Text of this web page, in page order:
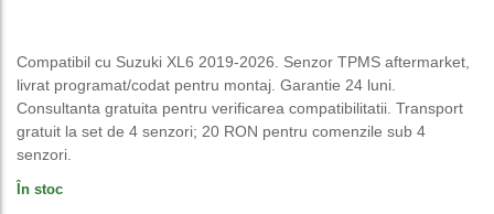
Compatibil cu Suzuki XL6 2019-2026. Senzor TPMS aftermarket,
livrat programat/codat pentru montaj. Garantie 24 luni.
Consultanta gratuita pentru verificarea compatibilitatii. Transport
gratuit la set de 4 senzori; 20 RON pentru comenzile sub 4
senzori.
În stoc